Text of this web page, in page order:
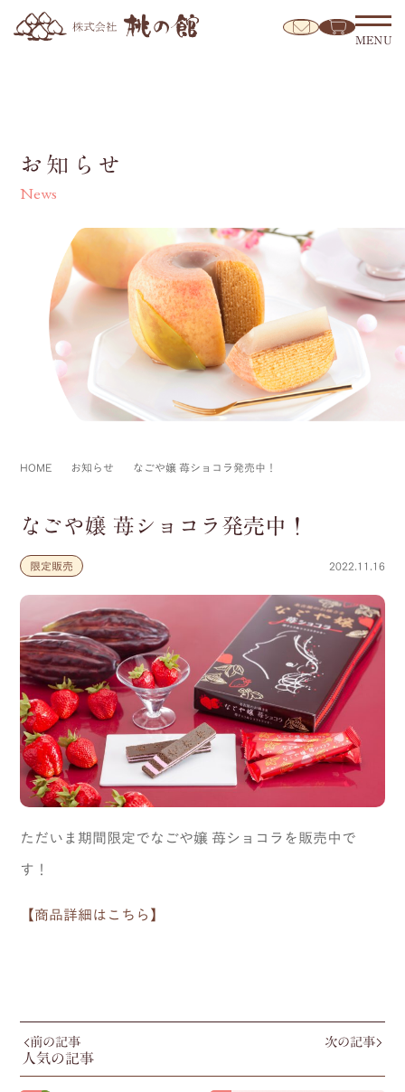
MENU
お知らせ
News
HOME お知らせ なごや嬢 苺ショコラ発売中！
なごや嬢 苺ショコラ発売中！
限定販売 2022.11.16
ただいま期間限定でなごや嬢 苺ショコラを販売中で
す！
【商品詳細はこちら】
前の記事 次の記事
人気の記事